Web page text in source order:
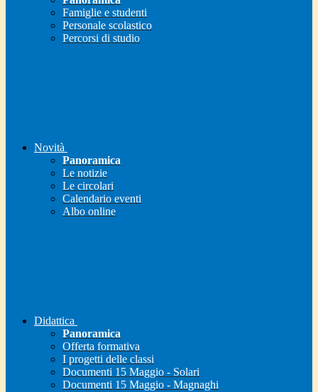
Famiglie e studenti
Personale scolastico
Percorsi di studio
Novità
Panoramica
Le notizie
Le circolari
Calendario eventi
Albo online
Didattica
Panoramica
Offerta formativa
I progetti delle classi
Documenti 15 Maggio - Solari
Documenti 15 Maggio - Magnaghi